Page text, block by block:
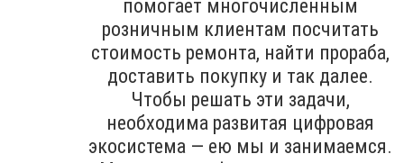
помогает многочисленным
розничным клиентам посчитать
стоимость ремонта, найти прораба,
доставить покупку и так далее.
Чтобы решать эти задачи,
необходима развитая цифровая
экосистема — ею мы и занимаемся.